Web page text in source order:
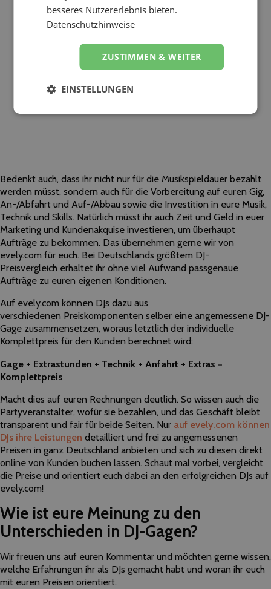
Bedenkt auch, dass ihr nicht nur für die Musikspieldauer bezahlt
werden müsst, sondern auch für die Vorbereitung auf euren Gig,
An-/Abfahrt und Auf-/Abbau sowie die Investition in eure Musik,
Technik und Skills. Natürlich müsst ihr auch Zeit und Geld in euer
Marketing und Kundenakquise investieren, um überhaupt
Aufträge zu bekommen. Das übernehmen gerne wir von
evely.com für euch. Bei Deutschlands größtem DJ-
Preisvergleich erhaltet ihr ohne viel Aufwand passgenaue
Aufträge zu euren eigenen Konditionen.
Auf evely.com können DJs dazu aus
verschiedenen Preiskomponenten selber eine angemessene DJ-
Gage zusammensetzen, woraus letztlich der individuelle
Komplettpreis für den Kunden berechnet wird:
Gage + Extrastunden + Technik + Anfahrt + Extras =
Komplettpreis
Macht dies auf euren Rechnungen deutlich. So wissen auch die
Partyveranstalter, wofür sie bezahlen, und das Geschäft bleibt
transparent und fair für beide Seiten. Nur auf evely.com können
DJs ihre Leistungen detailliert und frei zu angemessenen
Preisen in ganz Deutschland anbieten und sich zu diesen direkt
online von Kunden buchen lassen. Schaut mal vorbei, vergleicht
die Preise und orientiert euch dabei an den erfolgreichen DJs auf
evely.com!
Wie ist eure Meinung zu den
Unterschieden in DJ-Gagen?
Wir freuen uns auf euren Kommentar und möchten gerne wissen,
welche Erfahrungen ihr als DJs gemacht habt und woran ihr euch
mit euren Preisen orientiert.
besseres Nutzererlebnis bieten.
Datenschutzhinweise
ZUSTIMMEN & WEITER
EINSTELLUNGEN